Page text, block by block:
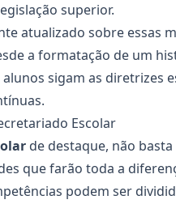
superior.
atualizado sobre essas
a formatação de um
sigam as diretrizes
Escolar
de destaque, não
que farão toda a
podem ser